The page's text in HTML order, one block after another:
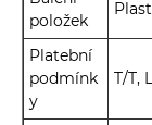
položek
Platební
podmínk
y
T/T,